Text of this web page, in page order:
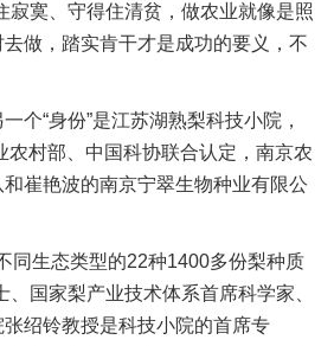
寂寞、守得住清贫，做农业就像是照
做，踏实肯干才是成功的要义，不
个“身份”是江苏湖熟梨科技小院，
农村部、中国科协联合认定，南京农
崔艳波的南京宁翠生物种业有限公
同生态类型的22种1400多份梨种质
、国家梨产业技术体系首席科学家、
绍铃教授是科技小院的首席专